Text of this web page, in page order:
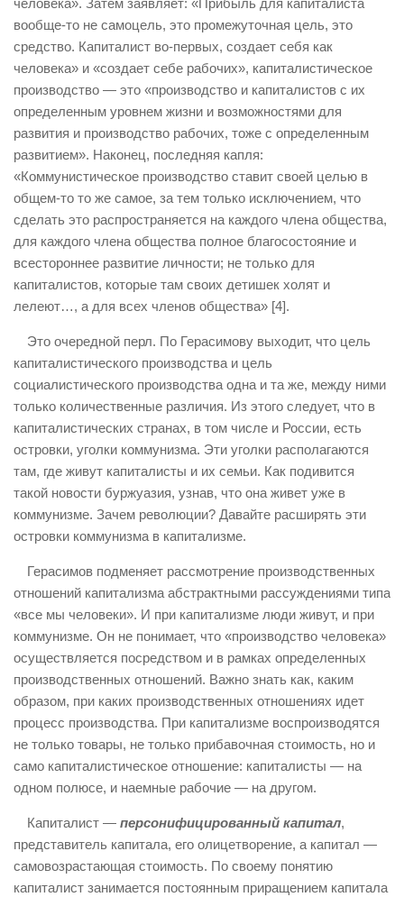
человека». Затем заявляет: «Прибыль для капиталиста
вообще-то не самоцель, это промежуточная цель, это
средство. Капиталист во-первых, создает себя как
человека» и «создает себе рабочих», капиталистическое
производство — это «производство и капиталистов с их
определенным уровнем жизни и возможностями для
развития и производство рабочих, тоже с определенным
развитием». Наконец, последняя капля:
«Коммунистическое производство ставит своей целью в
общем-то то же самое, за тем только исключением, что
сделать это распространяется на каждого члена общества,
для каждого члена общества полное благосостояние и
всестороннее развитие личности; не только для
капиталистов, которые там своих детишек холят и
лелеют…, а для всех членов общества» [4].
Это очередной перл. По Герасимову выходит, что цель
капиталистического производства и цель
социалистического производства одна и та же, между ними
только количественные различия. Из этого следует, что в
капиталистических странах, в том числе и России, есть
островки, уголки коммунизма. Эти уголки располагаются
там, где живут капиталисты и их семьи. Как подивится
такой новости буржуазия, узнав, что она живет уже в
коммунизме. Зачем революции? Давайте расширять эти
островки коммунизма в капитализме.
Герасимов подменяет рассмотрение производственных
отношений капитализма абстрактными рассуждениями типа
«все мы человеки». И при капитализме люди живут, и при
коммунизме. Он не понимает, что «производство человека»
осуществляется посредством и в рамках определенных
производственных отношений. Важно знать как, каким
образом, при каких производственных отношениях идет
процесс производства. При капитализме воспроизводятся
не только товары, не только прибавочная стоимость, но и
само капиталистическое отношение: капиталисты — на
одном полюсе, и наемные рабочие — на другом.
Капиталист — персонифицированный капитал,
представитель капитала, его олицетворение, а капитал —
самовозрастающая стоимость. По своему понятию
капиталист занимается постоянным приращением капитала